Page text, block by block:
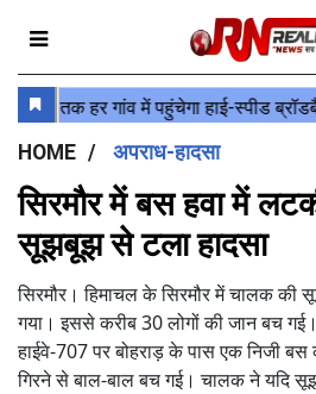
HOME अपराध-हादसा
सिरमौर में बस हवा में
सूझबूझ से टला हादसा
सिरमौर। हिमाचल के सिरमौर में चालक
गया। इससे करीब 30 लोगों की जान बच
हाईवे-707 पर बोहराड़ के पास एक निजी बस
गिरने से बाल-बाल बच गई। चालक ने यदि